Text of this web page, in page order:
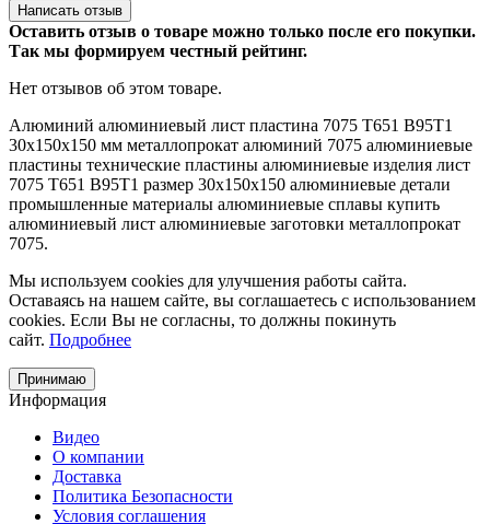
Написать отзыв
Оставить отзыв о товаре можно только после его покупки.
Так мы формируем честный рейтинг.
Нет отзывов об этом товаре.
Алюминий алюминиевый лист пластина 7075 Т651 В95Т1
30х150х150 мм металлопрокат алюминий 7075 алюминиевые
пластины технические пластины алюминиевые изделия лист
7075 Т651 В95Т1 размер 30х150х150 алюминиевые детали
промышленные материалы алюминиевые сплавы купить
алюминиевый лист алюминиевые заготовки металлопрокат
7075.
Мы используем cookies для улучшения работы сайта.
Оставаясь на нашем сайте, вы соглашаетесь с использованием
cookies. Если Вы не согласны, то должны покинуть
сайт. Подробнее
Принимаю
Информация
Видео
О компании
Доставка
Политика Безопасности
Условия соглашения